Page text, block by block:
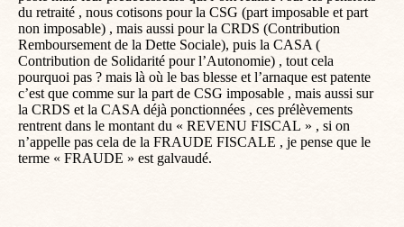
du retraité , nous cotisons pour la CSG (part imposable et part
non imposable) , mais aussi pour la CRDS (Contribution
Remboursement de la Dette Sociale), puis la CASA (
Contribution de Solidarité pour l’Autonomie) , tout cela
pourquoi pas ? mais là où le bas blesse et l’arnaque est patente
c’est que comme sur la part de CSG imposable , mais aussi sur
la CRDS et la CASA déjà ponctionnées , ces prélèvements
rentrent dans le montant du « REVENU FISCAL » , si on
n’appelle pas cela de la FRAUDE FISCALE , je pense que le
terme « FRAUDE » est galvaudé.